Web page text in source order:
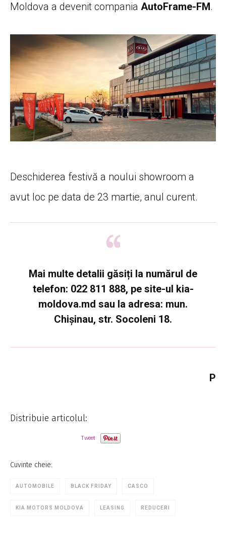
Moldova a devenit compania AutoFrame-FM.
Deschiderea festivă a noului showroom a
avut loc pe data de 23 martie, anul curent.
Mai multe detalii găsiți la numărul de
telefon: 022 811 888, pe site-ul kia-
moldova.md sau la adresa: mun.
Chișinau, str. Socoleni 18.
P
Distribuie articolul:
Tweet
Cuvinte cheie:
AUTOMOBILE BLACK FRIDAY CASCO
KIA MOTORS MOLDOVA LEASING REDUCERI